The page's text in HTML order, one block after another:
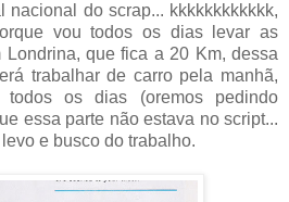
nacional do scrap... kkkkkkkkkkkk,
vou todos os dias levar as
que fica a 20 Km, dessa
trabalhar de carro pela manhã,
todos os dias (oremos pedindo
essa parte não estava no script...
e busco do trabalho.